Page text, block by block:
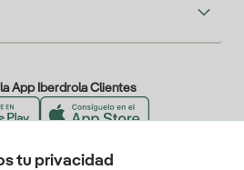
App Iberdrola Clientes
tu privacidad